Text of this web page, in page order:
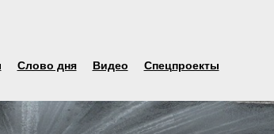
Слово дня Видео Спецпроекты